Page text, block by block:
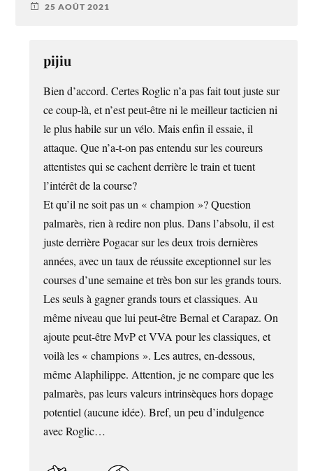
25 AOÛT 2021
pijiu
Bien d’accord. Certes Roglic n’a pas fait tout juste sur
ce coup-là, et n’est peut-être ni le meilleur tacticien ni
le plus habile sur un vélo. Mais enfin il essaie, il
attaque. Que n’a-t-on pas entendu sur les coureurs
attentistes qui se cachent derrière le train et tuent
l’intérêt de la course?
Et qu’il ne soit pas un « champion »? Question
palmarès, rien à redire non plus. Dans l’absolu, il est
juste derrière Pogacar sur les deux trois dernières
années, avec un taux de réussite exceptionnel sur les
courses d’une semaine et très bon sur les grands tours.
Les seuls à gagner grands tours et classiques. Au
même niveau que lui peut-être Bernal et Carapaz. On
ajoute peut-être MvP et VVA pour les classiques, et
voilà les « champions ». Les autres, en-dessous,
même Alaphilippe. Attention, je ne compare que les
palmarès, pas leurs valeurs intrinsèques hors dopage
potentiel (aucune idée). Bref, un peu d’indulgence
avec Roglic…